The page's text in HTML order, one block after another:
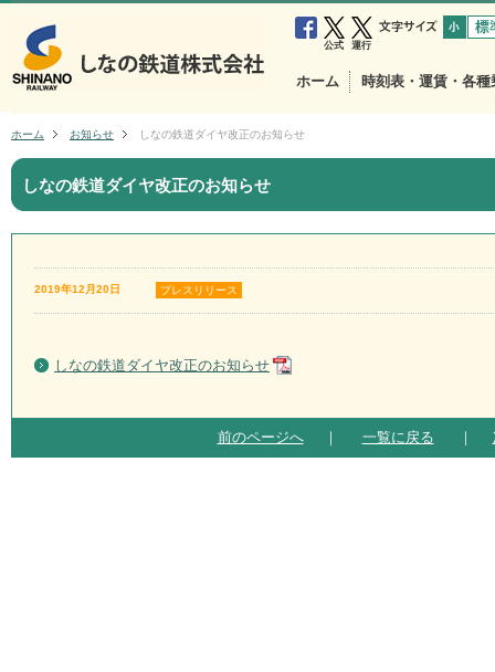
公式 運行
ホーム 時刻表・運賃・各種
ホーム お知らせ しなの鉄道ダイヤ改正のお知らせ
しなの鉄道ダイヤ改正のお知らせ
2019年12月20日 プレスリリース
しなの鉄道ダイヤ改正のお知らせ
前のページへ ｜ 一覧に戻る ｜